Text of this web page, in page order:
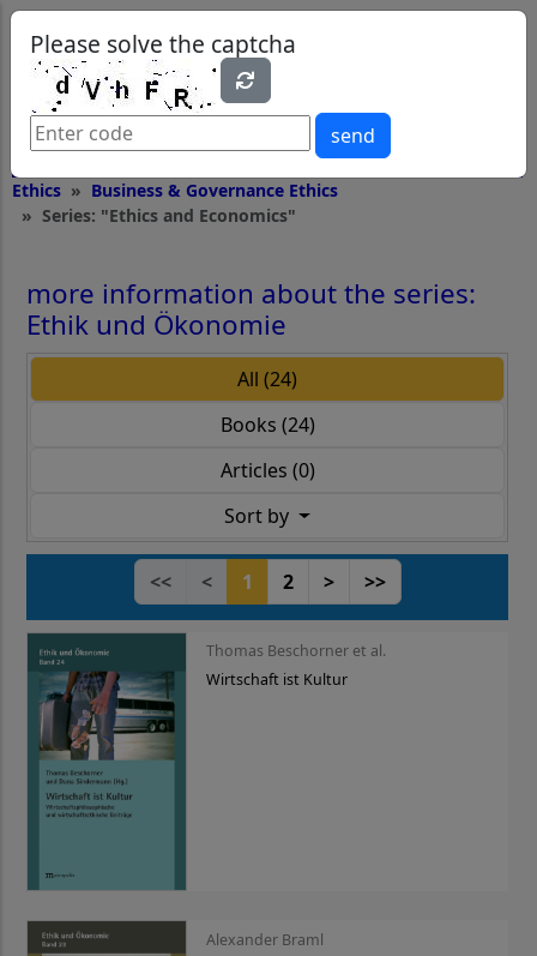
Please solve the captcha
send
Ethics
Business & Governance Ethics
Series: "Ethics and Economics"
more information about the series:
Ethik und Ökonomie
All (24)
Books (24)
Articles (0)
Sort by
<< < 1 2 > >>
Thomas Beschorner et al.
Wirtschaft ist Kultur
Alexander Braml